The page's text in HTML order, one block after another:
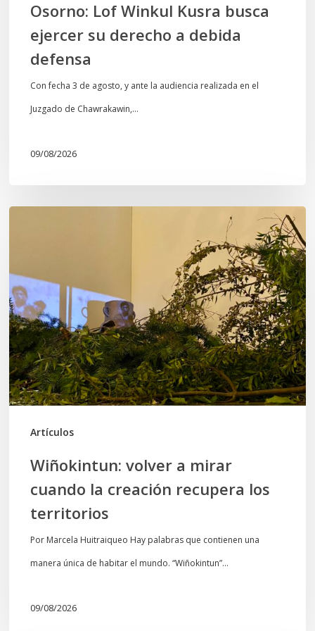
Osorno: Lof Winkul Kusra busca
ejercer su derecho a debida
defensa
Con fecha 3 de agosto, y ante la audiencia realizada en el
Juzgado de Chawrakawin,…
09/08/2026
Artículos
mirar
cuando
la
creación
recupera
los
territorios
Wiñokintun: volver a mirar
cuando la creación recupera los
territorios
Por Marcela Huitraiqueo Hay palabras que contienen una
manera única de habitar el mundo. “Wiñokintun”…
09/08/2026